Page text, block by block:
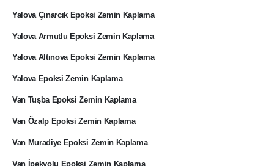
Yalova Çınarcık Epoksi Zemin Kaplama
Yalova Armutlu Epoksi Zemin Kaplama
Yalova Altınova Epoksi Zemin Kaplama
Yalova Epoksi Zemin Kaplama
Van Tuşba Epoksi Zemin Kaplama
Van Özalp Epoksi Zemin Kaplama
Van Muradiye Epoksi Zemin Kaplama
Van İpekyolu Epoksi Zemin Kaplama